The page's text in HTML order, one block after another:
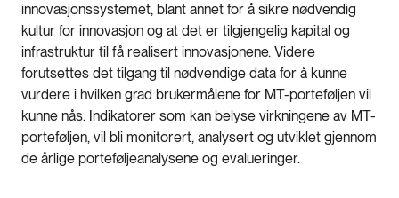
innovasjonssystemet, blant annet for å sikre nødvendig
kultur for innovasjon og at det er tilgjengelig kapital og
infrastruktur til få realisert innovasjonene. Videre
forutsettes det tilgang til nødvendige data for å kunne
vurdere i hvilken grad brukermålene for MT-porteføljen vil
kunne nås. Indikatorer som kan belyse virkningene av MT-
porteføljen, vil bli monitorert, analysert og utviklet gjennom
de årlige porteføljeanalysene og evalueringer.